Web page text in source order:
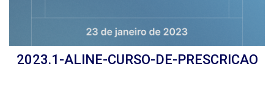
2023.1-ALINE-CURSO-DE-PRESCRICAO